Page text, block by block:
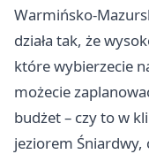
Warmińsko-
działa tak, że
które wybierzecie
możecie
budżet – czy to w
jeziorem